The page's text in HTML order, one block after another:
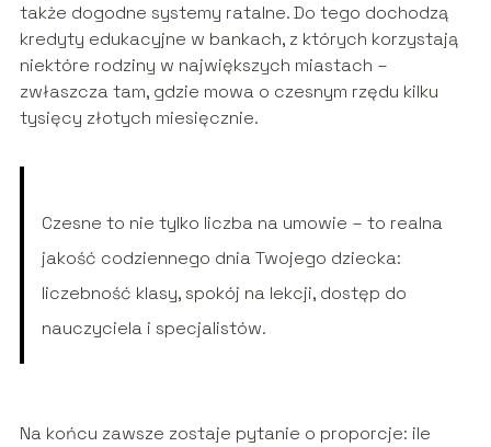
także dogodne systemy ratalne. Do tego dochodzą
kredyty edukacyjne w bankach, z których korzystają
niektóre rodziny w największych miastach –
zwłaszcza tam, gdzie mowa o czesnym rzędu kilku
tysięcy złotych miesięcznie.
Czesne to nie tylko liczba na umowie – to realna
jakość codziennego dnia Twojego dziecka:
liczebność klasy, spokój na lekcji, dostęp do
nauczyciela i specjalistów.
Na końcu zawsze zostaje pytanie o proporcje: ile